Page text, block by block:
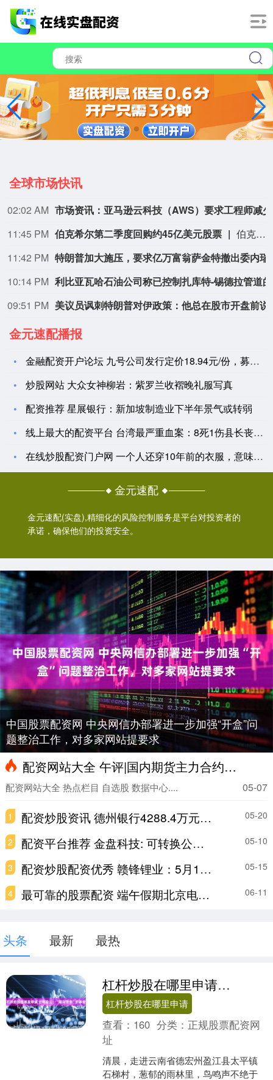
全球市场快讯
02:02 AM
11:45 PM 伯克希尔第二季度回购约45亿美元股票
伯克希尔第二季度斥资约45亿美元回购自身股票，并在期内买入近200亿美元股票，显示首席执行官阿贝尔正将公司庞大的现金储备更多投入市场。 伯克希尔第一季度开始回购股票，为一年多来的首次。阿贝尔今年早些时候表示，公司重新启动回购，是因为管理层认为股票的“内在价值”高于其市场价格。 CFRA Research分析师Cathy Seifert表示：“投资者会受到回购举措的鼓舞。这也是Greg接掌公司并彰显其主导地位的一种方式。” 此次股票回购为股东带来了自2021年以来规模最大的季度资本回报。伯克希尔第二季度现金储备降至3655亿美元，低于前一季度的约3970亿美元。
11:42 PM
10:14 PM
09:51 PM
金元速配播报
金融配资开户论坛 九号公司发行定价18.94元/份，募资低于
炒股网站 大众女神柳岩：紫罗兰收褶晚礼服写真
配资推荐 星展银行：新加坡制造业下半年景气或转弱
线上最大的配资平台 台湾最严重血案：8死1伤县长丧命，案发近
在线炒股配资门户网 一个人还穿10年前的衣服，意味着什么？因
金元速配
金元速配(实盘),精细化的风险控制服务是平台对投资者的
承诺，确保他们的投资安全。
中国股票配资网 中央网信办部署进一步加强“开盒”问
题整治工作，对多家网站提要求
配资网站大全 午评|国内期货主力合约跌多涨少 SC原油跌近4%
05-07
配资网站大全 热点栏目 自选股 数据中心....
1 配资炒股资讯 德州银行4288.4万元股权遭司法冻结，2024年净利润“腰斩”，年报查阅设“重重关卡” 05-20
2 配资平台推荐 金盘科技: 可转换公司债券持有人会议规则内容摘要 05-10
3 配资炒股配资优秀 赣锋锂业：5月14日获融资买入8834.92万元，占当日流入资金比例为26.26% 05-15
4 最可靠的股票配资 端午假期北京电商推多项活动带动消费 06-11
头条 最新 最热
杠杆炒股在哪里申请 云南盈江：“犀鸟警务”护林安
杠杆炒股在哪里申请
查看： 160 分类： 正规股票配资网
址
清晨，走进云南省德宏州盈江县太平镇
石梯村，葱郁的雨林里，鸟鸣声不绝于